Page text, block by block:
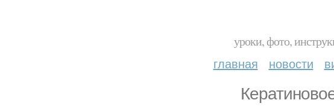
уроки, фото,
главная новости